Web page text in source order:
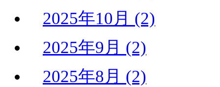
2025年10月 (2)
2025年9月 (2)
2025年8月 (2)